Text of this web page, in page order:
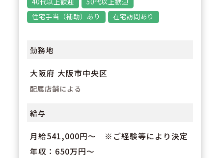
住宅手当（補助）あり
在宅訪問あり
勤務地
大阪府 大阪市中央区
配属店舗による
給与
月給541,000円～ ※ご経験等により決定
年収：650万円～